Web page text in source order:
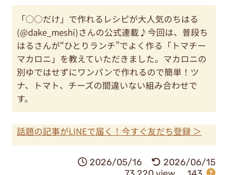
「○○だけ」で作れるレシピが大人気のちはる
(@dake_meshi)さんの公式連載♪今回は、普段ち
はるさんが“ひとりランチ”でよく作る「トマチー
マカロニ」を教えていただきました。マカロニの
別ゆではせずにワンパンで作れるので簡単！ツ
ナ、トマト、チーズの間違いない組み合わせで
す。
話題の記事がLINEで届く！今すぐ友だち登録 ＞
2026/05/16
2026/06/15